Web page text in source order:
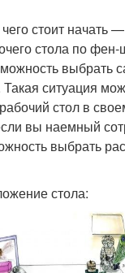
стоит начать
стола по фен-
выбрать
Такая ситуация
стол в
вы наемный
выбрать
стола: